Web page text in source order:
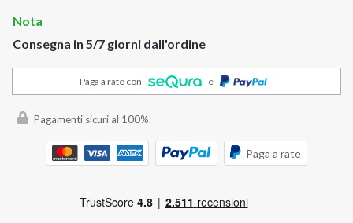
Nota
Consegna in 5/7 giorni dall'ordine
Paga a rate con e
Pagamenti sicuri al 100%.
Paga a rate